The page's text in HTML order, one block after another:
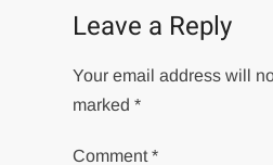
Leave a Reply
Your email address will
marked*
Comment*